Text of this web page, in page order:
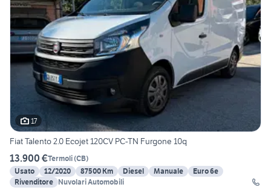
17
Fiat Talento 2.0 Ecojet 120CV PC-TN Furgone 10q
13.900 €Termoli(CB)
Usato
12/2020 87500 Km Diesel Manuale
Euro 6e
Rivenditore Nuvolari Automobili